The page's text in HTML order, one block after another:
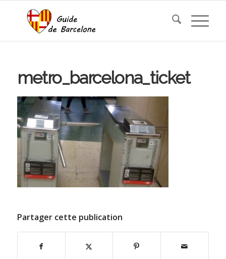
metro_barcelona_ticket
Partager cette publication